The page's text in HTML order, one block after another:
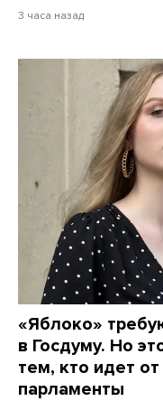
3 часа назад
«Яблоко»
в Госдуму. Но
тем, кто идет
парламенты